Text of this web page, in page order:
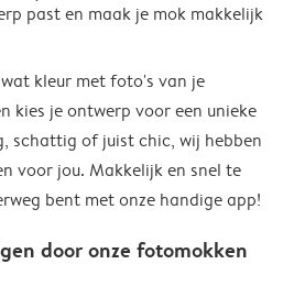
past en maak je mok makkelijk
kleur met foto's van je
kies je ontwerp voor een unieke
schattig of juist chic, wij hebben
voor jou. Makkelijk en snel te
bent met onze handige app!
door onze fotomokken